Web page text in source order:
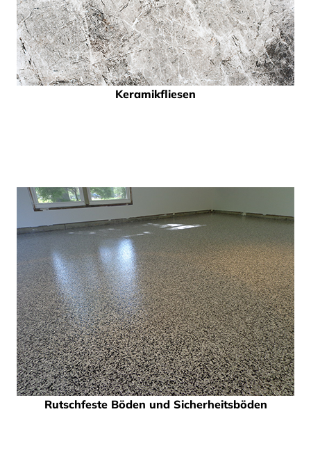
Keramikfliesen
Rutschfeste Böden und Sicherheitsböden